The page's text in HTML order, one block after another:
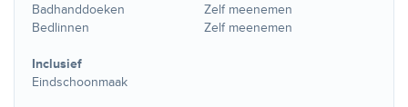
Badhanddoeken
Zelf meenemen
Bedlinnen
Zelf meenemen
Inclusief
Eindschoonmaak